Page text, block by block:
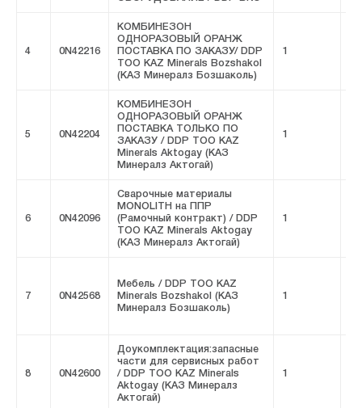
4 0N42216
КОМБИНЕЗОН
ОДНОРАЗОВЫЙ ОРАНЖ
ПОСТАВКА ПО ЗАКАЗУ/ DDP
ТОО KAZ Minerals Bozshakol
(КАЗ Минералз Бозшаколь)
1
5 0N42204
КОМБИНЕЗОН
ОДНОРАЗОВЫЙ ОРАНЖ
ПОСТАВКА ТОЛЬКО ПО
ЗАКАЗУ / DDP ТОО KAZ
Minerals Aktogay (КАЗ
Минералз Актогай)
1
6 0N42096
Сварочные материалы
MONOLITH на ППР
(Рамочный контракт) / DDP
ТОО KAZ Minerals Aktogay
(КАЗ Минералз Актогай)
1
7 0N42568
Мебель / DDP ТОО KAZ
Minerals Bozshakol (КАЗ
Минералз Бозшаколь)
1
8 0N42600
Доукомплектация:запасные
части для сервисных работ
/ DDP ТОО KAZ Minerals
Aktogay (КАЗ Минералз
Актогай)
1